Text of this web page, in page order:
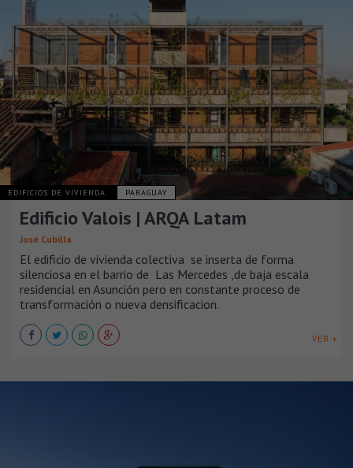
EDIFICIOS DE VIVIENDA PARAGUAY
Edificio Valois | ARQA Latam
José Cubilla
El edificio de vivienda colectiva se inserta de forma
silenciosa en el barrio de Las Mercedes ,de baja escala
residencial en Asunción pero en constante proceso de
transformación o nueva densificacion.
VER +